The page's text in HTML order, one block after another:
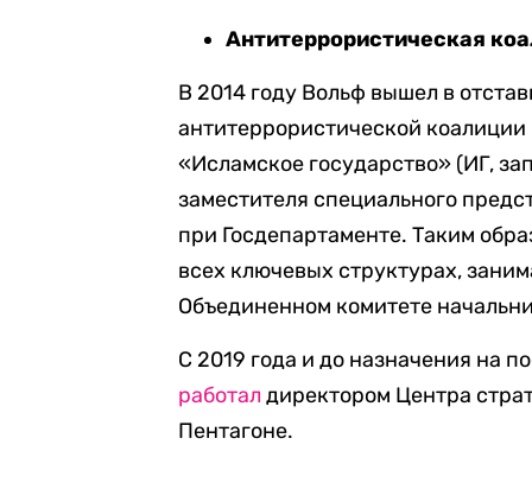
Антитеррористическая
В 2014 году Вольф вышел в
антитеррористической
«Исламское государство» (ИГ,
заместителя специального
при Госдепартаменте. Таким
всех ключевых структурах,
Объединенном комитете
С 2019 года и до назначения на
работал директором Центра
Пентагоне.